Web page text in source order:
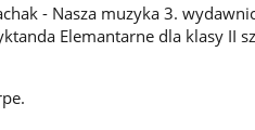
- Nasza muzyka 3.
Elemantarne dla klasy II